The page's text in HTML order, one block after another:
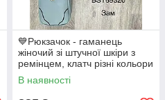
💙Рюкзачок - гаманець
жіночий зі штучної шкіри з
ремінцем, клатч різні кольори
В наявності